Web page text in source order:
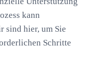
kann
sind hier, um Sie
Schritte